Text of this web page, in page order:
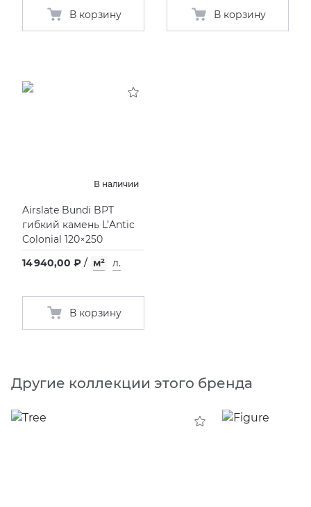
В корзину В корзину
В наличии
Airslate Bundi BPT
гибкий камень L’Antic
Colonial 120×250
14 940,00 ₽ / л.
м²
В корзину
Другие коллекции этого бренда